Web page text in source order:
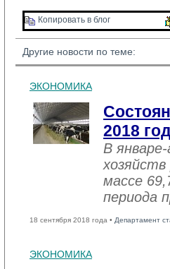
Копировать в блог
Другие новости по теме:
ЭКОНОМИКА
2018
В
массе
периода
18 сентября 2018 года • Департамент
ЭКОНОМИКА